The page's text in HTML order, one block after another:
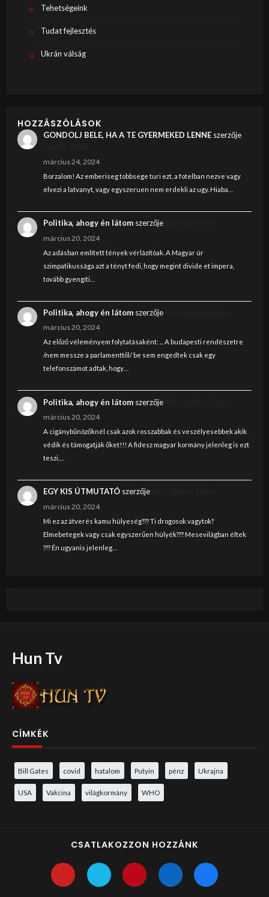
Tehetségeink
Tudat fejlesztés
Ukrán válság
HOZZÁSZÓLÁSOK
GONDOLJ BELE, HA A TE GYERMEKED LENNEszerzője
március 24, 2024
Borzalom! Az emberiseg tobbsege turi ezt, a fotelban nezve vagy
elvezi a latvanyt, vagy egyszeruen nem erdekli az ugy. Hiaba…
Politika, ahogy én látomszerzője
március 20, 2024
Az adásban említett tények vérlázítóak. A Magyar úr
szimpatikussága azt a tényt fedi, hogy megint divide et impera,
tovább gyengíti…
Politika, ahogy én látomszerzője
március 20, 2024
Az előző véleményem folytatásaként: ... A budapesti rendészetre
/nem messze a parlamenttől/ be sem engedtek csak egy
telefonszámot adtak, hogy…
Politika, ahogy én látomszerzője
március 20, 2024
A cigánybűnözőknél csak azok rosszabbak és veszélyesebbek akik
védik és támogatják őket!!! A fidesz magyar kormány jelenleg is ezt
teszi.…
EGY KIS ÚTMUTATÓszerzője
március 20, 2024
Mi ez az átverés kamu hülyeség??? Ti drogosok vagytok?
Elmebetegek vagy csak egyszerűen hülyék??? Mesevilágban éltek
??? Én ugyanis jelenleg…
Hun Tv
CÍMKÉK
Bill Gates covid hatalom Putyin pénz Ukrajna
USA Vakcina világkormány WHO
CSATLAKOZZON HOZZÁNK